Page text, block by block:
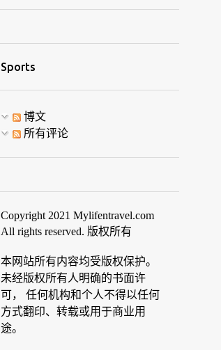
Sports
博文
所有评论
Copyright 2021 Mylifentravel.com
All rights reserved. 版权所有
本网站所有内容均受版权保护。
未经版权所有人明确的书面许
可， 任何机构和个人不得以任何
方式翻印、转载或用于商业用
途。